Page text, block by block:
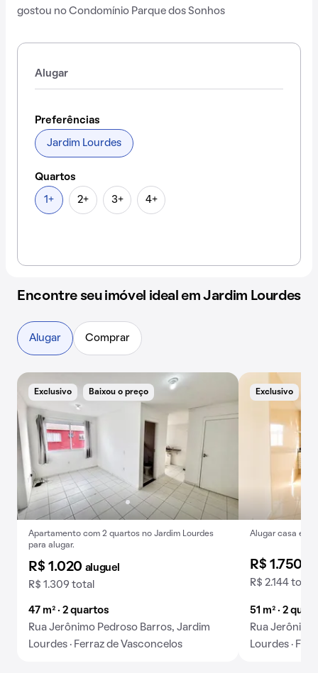
gostou no Condomínio Parque dos Sonhos
Alugar
Preferências
Jardim Lourdes
Quartos
1+ 2+ 3+ 4+
Encontre seu imóvel ideal em Jardim Lourdes
Exclusivo Baixou o preço
Apartamento com 2 quartos no Jardim Lourdes
para alugar.
R$ 1.020 aluguel
R$ 1.309 total
47 m² · 2 quartos
Rua Jerônimo Pedroso Barros, Jardim
Lourdes · Ferraz de Vasconcelos
Exclusivo
Alugar casa em
R$ 1.750
R$ 2.144 total
51 m² · 2
Rua
Lourdes ·
Alugar Comprar